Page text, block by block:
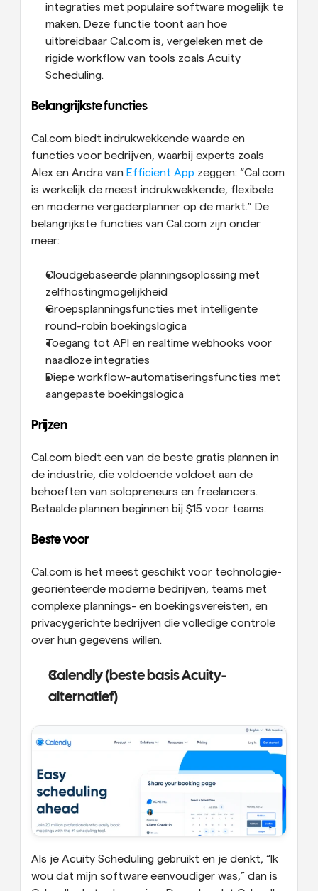
integraties met populaire software mogelijk te
maken. Deze functie toont aan hoe
uitbreidbaar Cal.com is, vergeleken met de
rigide workflow van tools zoals Acuity
Scheduling.
Belangrijkste functies
Cal.com biedt indrukwekkende waarde en
functies voor bedrijven, waarbij experts zoals
Alex en Andra van Efficient App zeggen: “Cal.com
is werkelijk de meest indrukwekkende, flexibele
en moderne vergaderplanner op de markt.” De
belangrijkste functies van Cal.com zijn onder
meer:
Cloudgebaseerde planningsoplossing met
zelfhostingmogelijkheid
Groepsplanningsfuncties met intelligente
round-robin boekingslogica
Toegang tot API en realtime webhooks voor
naadloze integraties
Diepe workflow-automatiseringsfuncties met
aangepaste boekingslogica
Prijzen
Cal.com biedt een van de beste gratis plannen in
de industrie, die voldoende voldoet aan de
behoeften van solopreneurs en freelancers.
Betaalde plannen beginnen bij $15 voor teams.
Beste voor
Cal.com is het meest geschikt voor technologie-
georiënteerde moderne bedrijven, teams met
complexe plannings- en boekingsvereisten, en
privacygerichte bedrijven die volledige controle
over hun gegevens willen.
Calendly (beste basis Acuity-
alternatief)
Als je Acuity Scheduling gebruikt en je denkt, “Ik
wou dat mijn software eenvoudiger was,” dan is